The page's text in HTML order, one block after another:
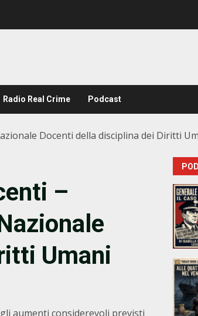
Radio Real Crime Podcast
Docenti della disciplina dei Diritti
–
Umani
aumenti considerevoli previsti